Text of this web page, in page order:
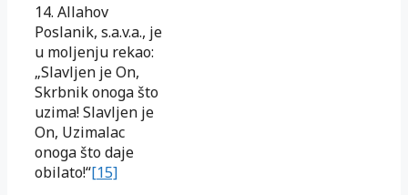
14. Allahov
Poslanik, s.a.v.a., je
u moljenju rekao:
„Slavljen je On,
Skrbnik onoga što
uzima! Slavljen je
On, Uzimalac
onoga što daje
obilato!“[15]